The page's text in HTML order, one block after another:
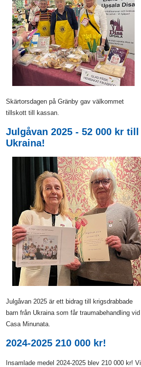
Skärtorsdagen på Gränby gav välkommet
tillskott till kassan.
Julgåvan 2025 - 52 000 kr till
Ukraina!
Julgåvan 2025 är ett bidrag till krigsdrabbade
barn från Ukraina som får traumabehandling vid
Casa Minunata.
2024-2025 210 000 kr!
Insamlade medel 2024-2025 blev 210 000 kr! Vi